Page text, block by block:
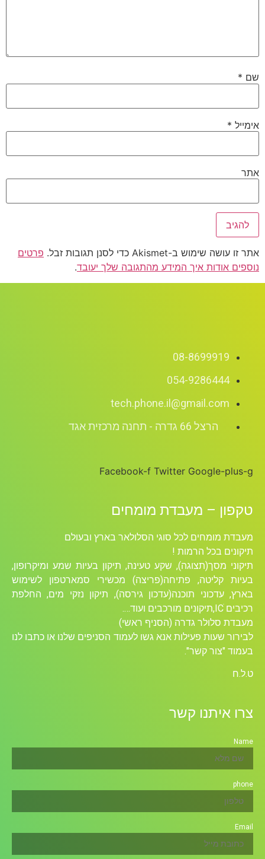
שם*
אימייל*
אתר
אתר זו עושה שימוש ב-Akismet כדי לסנן תגובות זבל.
פרטים
נוספים אודות איך המידע מהתגובה שלך יעובד.
08-8699919
054-9286444
tech.phone.il@gmail.com
הרצל 66 גדרה - תחנה מרכזית אגד
Facebook-f Twitter Google-plus-g
טקפון – מעבדת מומחים
מעבדת מומחים לכל סוגי הסלולאר בארץ ובעולם
תיקונים בכל הרמות !
תיקוני מסך(תצוגה), שקע טעינה, תיקון בעיות שמע ומיקרופון,
בעיות קליטה, פתיחה(פריצה) מכשירי סמארטפון לשימוש
בארץ, עדכוני תוכנה(עדכון גירסה), תיקון נזקי מים, החלפת
רכיבים ICׁ,תיקונים מורכבים ועוד….
מעבדת סלולר גדרה (הסניף ראשי)
לבירור שעות פעילות אנא גשו לעמוד הסניפים שלנו או כתבו לנו
בעמוד "צור קשר".
ט.ל.ח
צרו איתנו קשר
Name
phone
Email